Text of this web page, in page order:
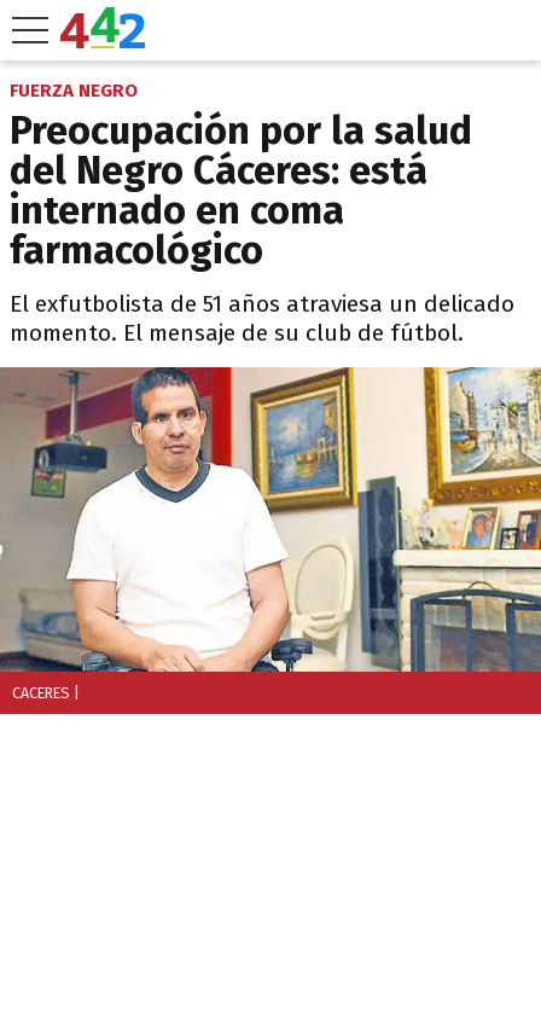
FUERZA NEGRO
Preocupación por la salud
del Negro Cáceres: está
internado en coma
farmacológico
El exfutbolista de 51 años atraviesa un delicado
momento. El mensaje de su club de fútbol.
CACERES